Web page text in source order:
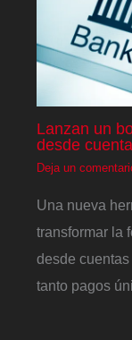
Lanzan un
desde
Deja un
Una nueva
transformar la
desde
tanto pagos